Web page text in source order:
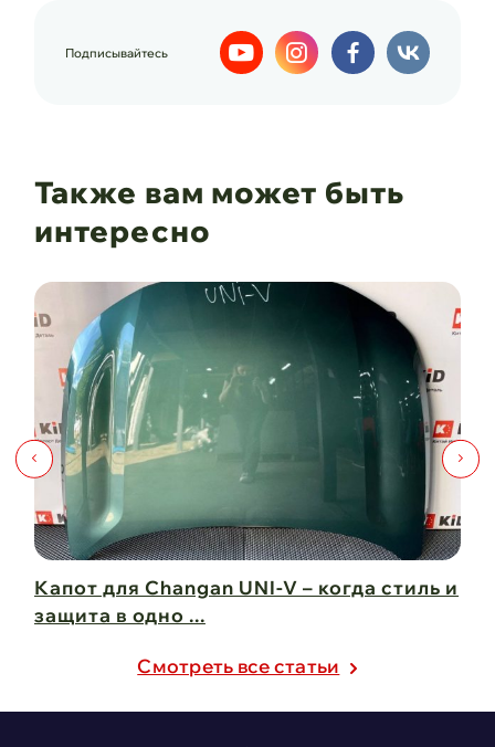
Подписывайтесь
Также вам может быть
интересно
Капот для Changan UNI-V – когда стиль и
защита в одно ...
Cмотреть все статьи